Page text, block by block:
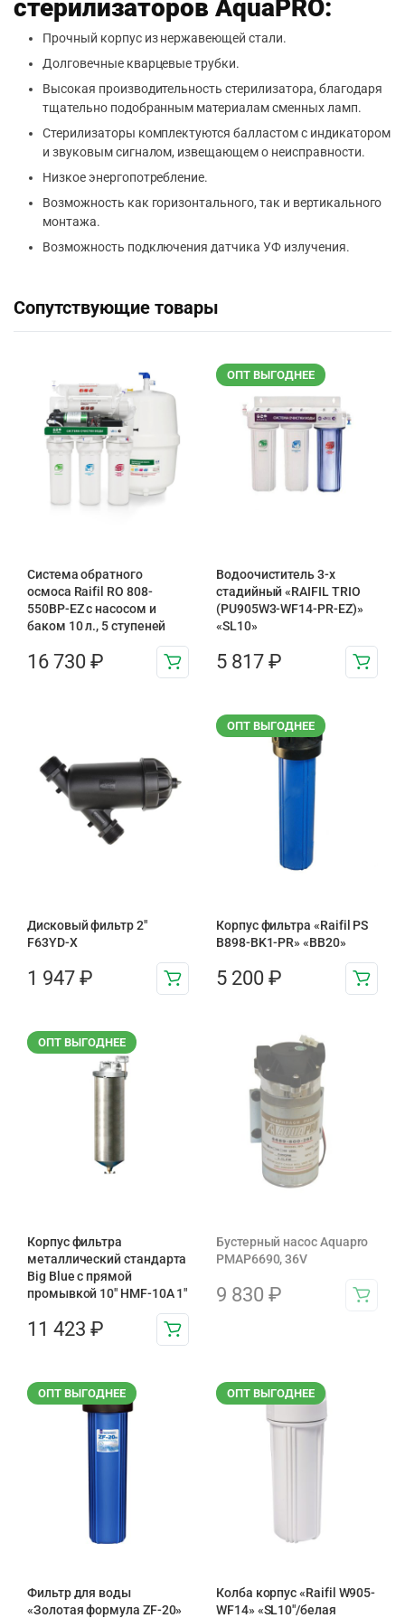
стерилизаторов AquaPRO:
Прочный корпус из нержавеющей стали.
Долговечные кварцевые трубки.
Высокая производительность стерилизатора, благодаря
тщательно подобранным материалам сменных ламп.
Стерилизаторы комплектуются балластом с индикатором
и звуковым сигналом, извещающем о неисправности.
Низкое энергопотребление.
Возможность как горизонтального, так и вертикального
монтажа.
Возможность подключения датчика УФ излучения.
Сопутствующие товары
Система обратного
осмоса Raifil RO 808-
550BP-EZ с насосом и
баком 10 л., 5 ступеней
16 730 ₽
ОПТ ВЫГОДНЕЕ
Водоочиститель 3-х
стадийный «RAIFIL TRIO
(PU905W3-WF14-PR-EZ)»
«SL10»
5 817 ₽
Дисковый фильтр 2"
F63YD-X
1 947 ₽
ОПТ ВЫГОДНЕЕ
Корпус фильтра «Raifil PS
B898-BK1-PR» «BB20»
5 200 ₽
ОПТ ВЫГОДНЕЕ
Корпус фильтра
металлический стандарта
Big Blue с прямой
промывкой 10″ HMF-10A 1″
11 423 ₽
Бустерный насос Aquapro
PMAP6690, 36V
9 830 ₽
ОПТ ВЫГОДНЕЕ
Фильтр для воды
«Золотая формула ZF-20»
ОПТ ВЫГОДНЕЕ
Колба корпус «Raifil W905-
WF14» «SL10″/белая